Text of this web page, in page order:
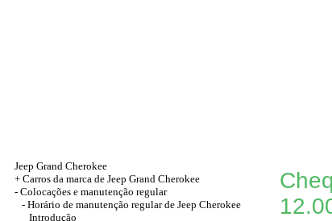
Jeep Grand Cherokee
+ Carros da marca de Jeep Grand Cherokee
- Colocações e manutenção regular
- Horário de manutenção regular de Jeep Cherokee
Introdução